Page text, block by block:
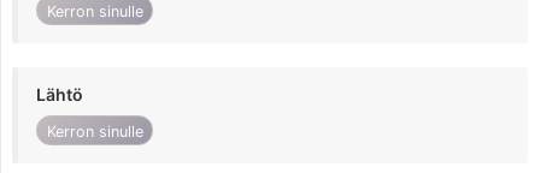
Kerron sinulle
Lähtö
Kerron sinulle